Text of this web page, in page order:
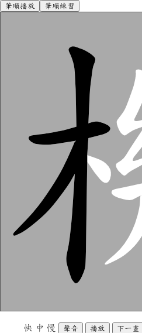
筆順播放 筆順練習
快 中 慢 聲音 播放 下一畫